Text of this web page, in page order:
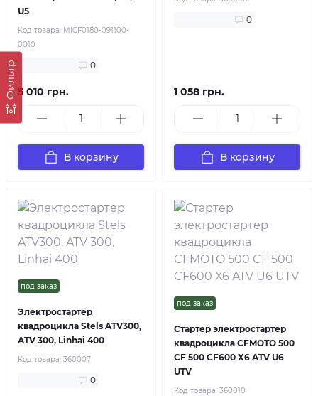
Фильтр
U5
Код товара: MICF0180-091100-
0010
0
5 010 грн.
В корзину
0
1 058 грн.
В корзину
под заказ
Электростартер
квадроцикла Stels ATV300,
ATV 300, Linhai 400
Код товара: 360007
0
под заказ
Стартер электростартер
квадроцикла CFMOTO 500
CF 500 CF600 X6 ATV U6
UTV
Код товара: 360010